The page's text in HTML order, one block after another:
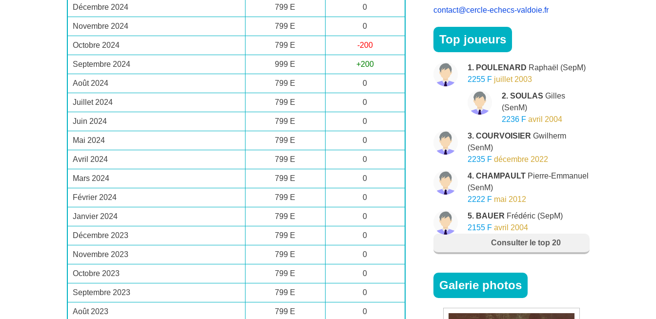
Décembre 2024 799 E 0
Novembre 2024 799 E 0
Octobre 2024 799 E -200
Septembre 2024 999 E +200
Août 2024 799 E 0
Juillet 2024 799 E 0
Juin 2024 799 E 0
Mai 2024 799 E 0
Avril 2024 799 E 0
Mars 2024 799 E 0
Février 2024 799 E 0
Janvier 2024 799 E 0
Décembre 2023 799 E 0
Novembre 2023 799 E 0
Octobre 2023 799 E 0
Septembre 2023 799 E 0
Août 2023 799 E 0
contact@cercle-echecs-valdoie.fr
Top joueurs
1. POULENARD Raphaël (SepM)
2255 F juillet 2003
2. SOULAS Gilles
(SenM)
2236 F avril 2004
3. COURVOISIER Gwilherm
(SenM)
2235 F décembre 2022
4. CHAMPAULT Pierre-Emmanuel
(SenM)
2222 F mai 2012
5. BAUER Frédéric(SepM)
2155 F avril 2004
Consulter le top 20
Galerie photos